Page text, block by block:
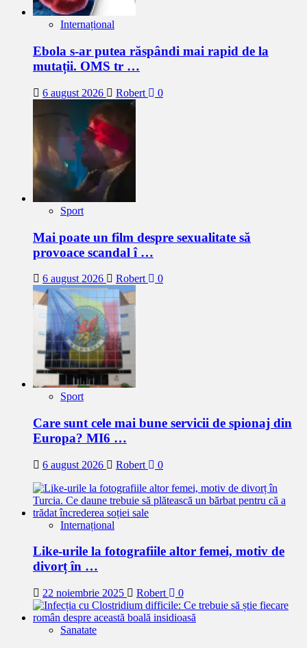
Internațional
Ebola s-ar putea răspândi mai rapid de la
mutații. OMS tr …
6 august 2026 Robert 0
Sport
Mai poate un film despre sexualitate să
provoace scandal î …
6 august 2026 Robert 0
Sport
Care sunt cele mai bune servicii de spionaj din
Europa? MI6 …
6 august 2026 Robert 0
Internațional
Like-urile la fotografiile altor femei, motiv de
divorț în …
22 noiembrie 2025 Robert 0
Sanatate